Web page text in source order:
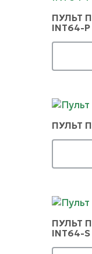
ПУЛЬТ
INT64-P
ПУЛЬТ
ПУЛЬТ
INT64-S